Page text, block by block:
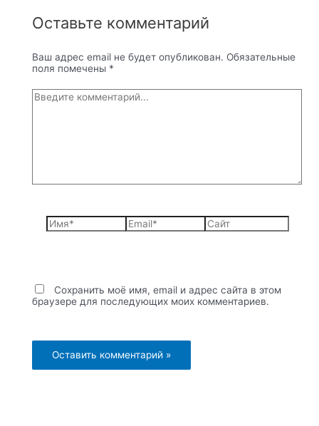
Оставьте комментарий
Ваш адрес email не будет опубликован. Обязательные
поля помечены *
Введите
комментарий...
Имя* Email* Сайт
Сохранить моё имя, email и адрес сайта в этом
браузере для последующих моих комментариев.